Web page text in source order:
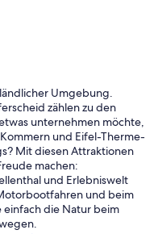
Sitzmöglichkeit
für Hunde möglich)
Carport)
Tallage unweit des
Umgebung.
zählen zu den
unternehmen möchte,
und Eifel-Therme-
Mit diesen Attraktionen
machen:
und Erlebniswelt
und beim
einfach die Natur beim